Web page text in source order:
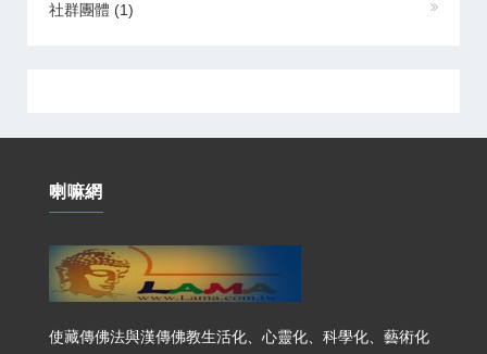
社群團體 (1)
喇嘛網
使藏傳佛法與漢傳佛教生活化、心靈化、科學化、藝術化